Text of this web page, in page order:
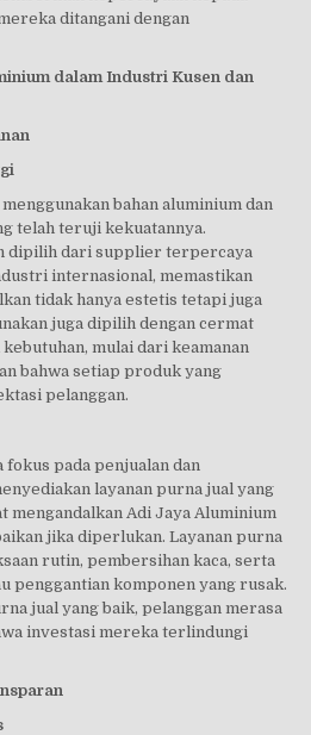
ditangani dengan
dalam Industri Kusen dan
bahan aluminium dan
telah teruji kekuatannya.
dipilih dari supplier terpercaya
internasional, memastikan
tidak hanya estetis tetapi juga
juga dipilih dengan cermat
mulai dari keamanan
bahwa setiap produk yang
pelanggan.
pada penjualan dan
layanan purna jual yang
mengandalkan Adi Jaya Aluminium
jika diperlukan. Layanan purna
rutin, pembersihan kaca, serta
penggantian komponen yang rusak.
jual yang baik, pelanggan merasa
investasi mereka terlindungi